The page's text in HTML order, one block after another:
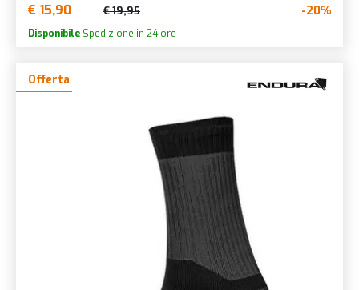
€ 15,90 € 19,95 -20%
Disponibile Spedizione in 24 ore
Offerta